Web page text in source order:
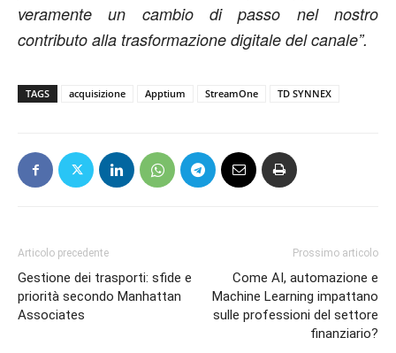
veramente un cambio di passo nel nostro
contributo alla trasformazione digitale del canale”.
TAGS acquisizione Apptium StreamOne TD SYNNEX
Articolo precedente
Gestione dei trasporti: sfide e
priorità secondo Manhattan
Associates
Prossimo articolo
Come AI, automazione e
Machine Learning impattano
sulle professioni del settore
finanziario?